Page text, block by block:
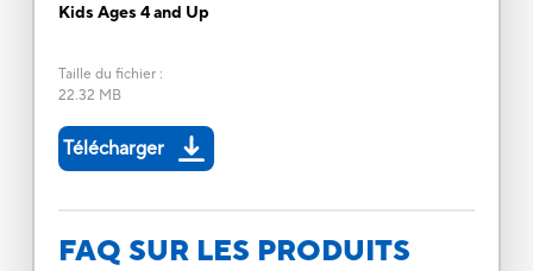
Kids Ages 4 and Up
Taille du fichier:
22.32 MB
Télécharger
FAQ SUR LES PRODUITS